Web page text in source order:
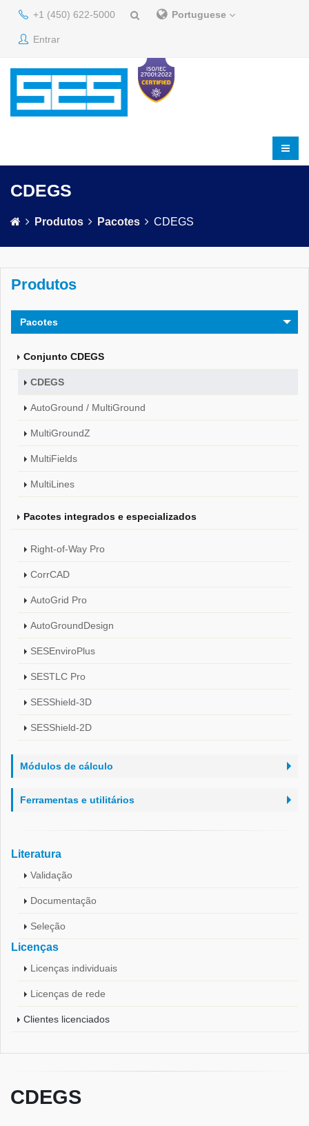
+1 (450) 622-5000 Portuguese
Entrar
CDEGS
Produtos Pacotes CDEGS
Produtos
Pacotes
Conjunto CDEGS
CDEGS
AutoGround / MultiGround
MultiGroundZ
MultiFields
MultiLines
Pacotes integrados e especializados
Right-of-Way Pro
CorrCAD
AutoGrid Pro
AutoGroundDesign
SESEnviroPlus
SESTLC Pro
SESShield-3D
SESShield-2D
Módulos de cálculo
Ferramentas e utilitários
Literatura
Validação
Documentação
Seleção
Licenças
Licenças individuais
Licenças de rede
Clientes licenciados
CDEGS